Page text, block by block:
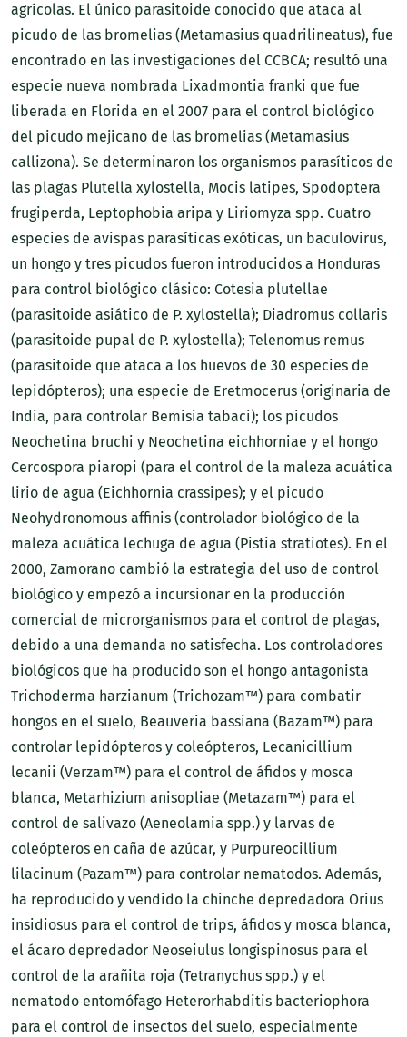
agrícolas. El único parasitoide conocido que ataca al
picudo de las bromelias (Metamasius quadrilineatus), fue
encontrado en las investigaciones del CCBCA; resultó una
especie nueva nombrada Lixadmontia franki que fue
liberada en Florida en el 2007 para el control biológico
del picudo mejicano de las bromelias (Metamasius
callizona). Se determinaron los organismos parasíticos de
las plagas Plutella xylostella, Mocis latipes, Spodoptera
frugiperda, Leptophobia aripa y Liriomyza spp. Cuatro
especies de avispas parasíticas exóticas, un baculovirus,
un hongo y tres picudos fueron introducidos a Honduras
para control biológico clásico: Cotesia plutellae
(parasitoide asiático de P. xylostella); Diadromus collaris
(parasitoide pupal de P. xylostella); Telenomus remus
(parasitoide que ataca a los huevos de 30 especies de
lepidópteros); una especie de Eretmocerus (originaria de
India, para controlar Bemisia tabaci); los picudos
Neochetina bruchi y Neochetina eichhorniae y el hongo
Cercospora piaropi (para el control de la maleza acuática
lirio de agua (Eichhornia crassipes); y el picudo
Neohydronomous affinis (controlador biológico de la
maleza acuática lechuga de agua (Pistia stratiotes). En el
2000, Zamorano cambió la estrategia del uso de control
biológico y empezó a incursionar en la producción
comercial de microrganismos para el control de plagas,
debido a una demanda no satisfecha. Los controladores
biológicos que ha producido son el hongo antagonista
Trichoderma harzianum (Trichozam™) para combatir
hongos en el suelo, Beauveria bassiana (Bazam™) para
controlar lepidópteros y coleópteros, Lecanicillium
lecanii (Verzam™) para el control de áfidos y mosca
blanca, Metarhizium anisopliae (Metazam™) para el
control de salivazo (Aeneolamia spp.) y larvas de
coleópteros en caña de azúcar, y Purpureocillium
lilacinum (Pazam™) para controlar nematodos. Además,
ha reproducido y vendido la chinche depredadora Orius
insidiosus para el control de trips, áfidos y mosca blanca,
el ácaro depredador Neoseiulus longispinosus para el
control de la arañita roja (Tetranychus spp.) y el
nematodo entomófago Heterorhabditis bacteriophora
para el control de insectos del suelo, especialmente